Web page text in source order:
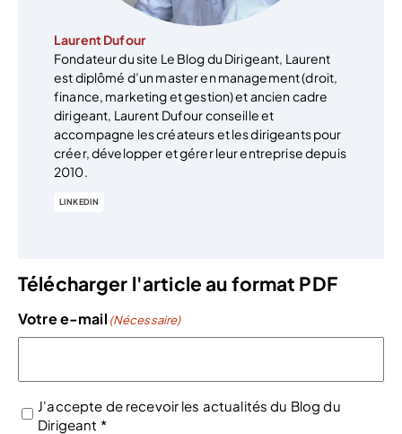
Laurent Dufour
Fondateur du site Le Blog du Dirigeant, Laurent
est diplômé d’un master en management (droit,
finance, marketing et gestion) et ancien cadre
dirigeant, Laurent Dufour conseille et
accompagne les créateurs et les dirigeants pour
créer, développer et gérer leur entreprise depuis
2010.
LINKEDIN
Télécharger l'article au format PDF
Votre e-mail (Nécessaire)
(Nécessaire)
J'accepte de recevoir les actualités du Blog du
Dirigeant *